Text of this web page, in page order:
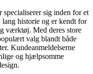
specialiserer sig inden for et
historie og er kendt for
værktøj. Med deres store
valg blandt både
Kundeanmeldelserne
og hjælpsomme